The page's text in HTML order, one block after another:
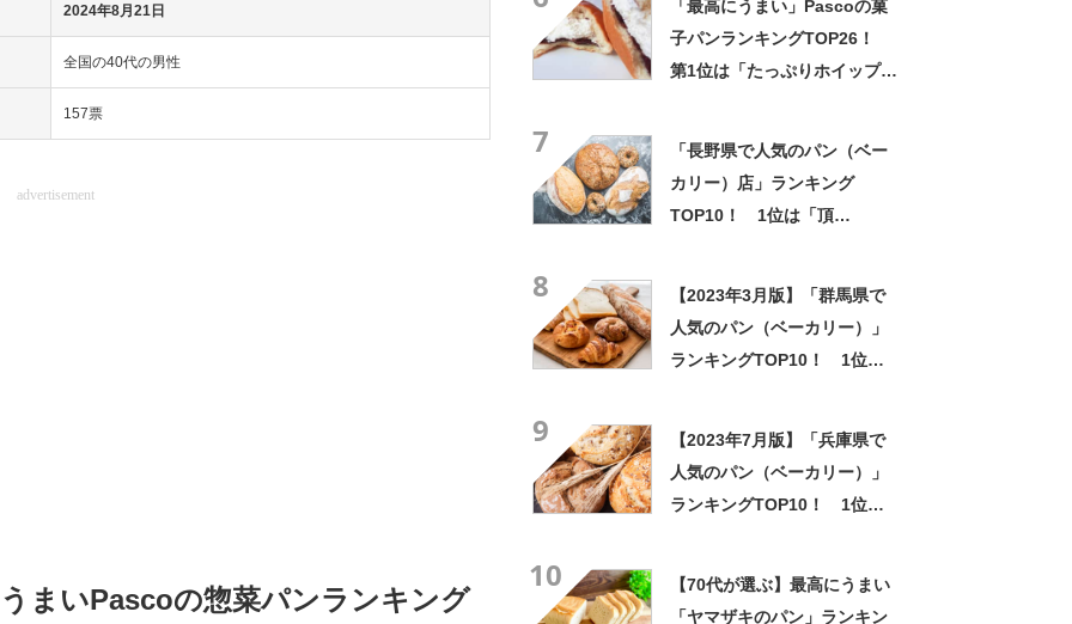
2024年8月21日
全国の40代の男性
157票
advertisement
まいPascoの惣菜パンランキング
「最高にうまい」Pascoの菓
子パンランキングTOP26！
第1位は「たっぷりホイップあ
7
「長野県で人気のパン（ベー
カリー）店」ランキング
TOP10！ 1位は「頂
8
【2023年3月版】「群馬県で
人気のパン（ベーカリー）」
ランキングTOP10！ 1位は
9
【2023年7月版】「兵庫県で
人気のパン（ベーカリー）」
ランキングTOP10！ 1位は
10
【70代が選ぶ】最高にうまい
「ヤマザキのパン」ランキン